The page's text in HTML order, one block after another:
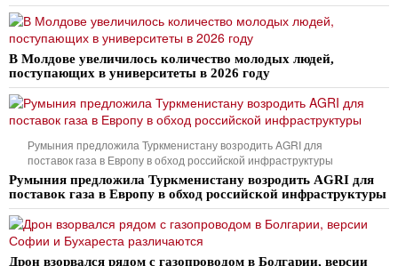
В Молдове увеличилось количество молодых людей,
поступающих в университеты в 2026 году
Румыния предложила Туркменистану возродить AGRI для
поставок газа в Европу в обход российской инфраструктуры
Румыния предложила Туркменистану возродить AGRI для
поставок газа в Европу в обход российской инфраструктуры
Дрон взорвался рядом с газопроводом в Болгарии, версии